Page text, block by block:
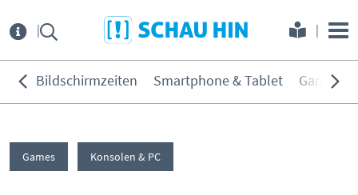
Bildschirmzeiten Smartphone & Tablet Games
Games Konsolen & PC
Über
Service
KONTAKT
ELTERNANGEBOTE
THEMEN:
Bildschirmzeiten
Smartphone & Tablet